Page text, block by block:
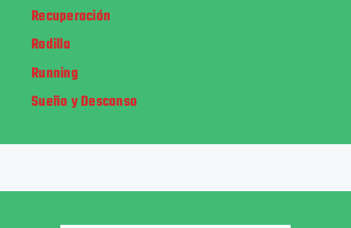
Recuperación
Rodilla
Running
Sueño y Descanso